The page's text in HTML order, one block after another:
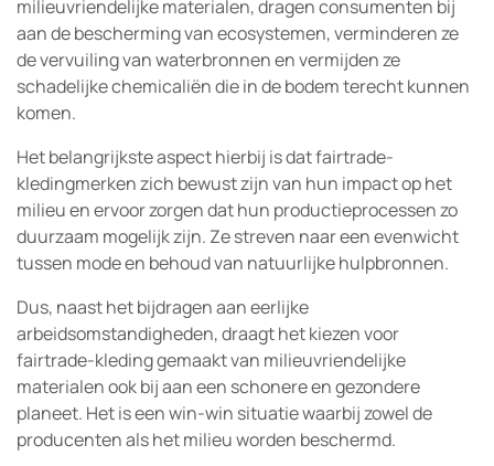
milieuvriendelijke materialen, dragen consumenten bij
aan de bescherming van ecosystemen, verminderen ze
de vervuiling van waterbronnen en vermijden ze
schadelijke chemicaliën die in de bodem terecht kunnen
komen.
Het belangrijkste aspect hierbij is dat fairtrade-
kledingmerken zich bewust zijn van hun impact op het
milieu en ervoor zorgen dat hun productieprocessen zo
duurzaam mogelijk zijn. Ze streven naar een evenwicht
tussen mode en behoud van natuurlijke hulpbronnen.
Dus, naast het bijdragen aan eerlijke
arbeidsomstandigheden, draagt het kiezen voor
fairtrade-kleding gemaakt van milieuvriendelijke
materialen ook bij aan een schonere en gezondere
planeet. Het is een win-win situatie waarbij zowel de
producenten als het milieu worden beschermd.